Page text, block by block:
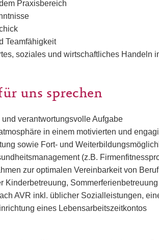
Praxisbereich
Teamfähigkeit
soziales und wirtschaftliches Handeln
uns sprechen
verantwortungsvolle Aufgabe
in einem motivierten und
sowie Fort- und
(z.B.
zur optimalen Vereinbarkeit von
Kinderbetreuung, Sommerferienbetreuung
AVR inkl. üblicher Sozialleistungen,
eines Lebensarbeitszeitkontos